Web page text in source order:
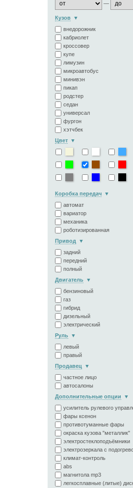
—
Кузов
внедорожник
кабриолет
кроссовер
купе
лимузин
микроавтобус
минивэн
пикап
родстер
седан
универсал
фургон
хэтчбек
Цвет
Коробка передач
автомат
вариатор
механика
роботизированная
Привод
задний
передний
полный
Двигатель
бензиновый
газ
гибрид
дизельный
электрический
Руль
левый
правый
Продавец
частное лицо
автосалоны
Дополнительные опции
усилитель рулевого
фары ксенон
противотуманные фары
окраска кузова "металлик"
электростеклоподъёмники
электрозеркала с
климат-контроль
abs
магнитола mp3
легкосплавные (литые)